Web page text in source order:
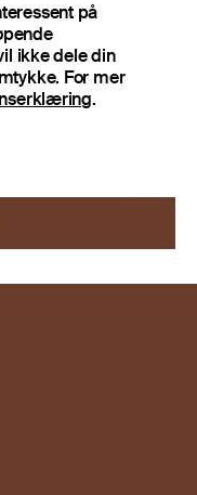
på
ikke dele din
For mer
.